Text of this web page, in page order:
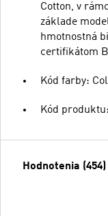
Cotton, v
základe
hmotnostná
certifikátom
Kód farby:
Kód
Hodnotenia (454)